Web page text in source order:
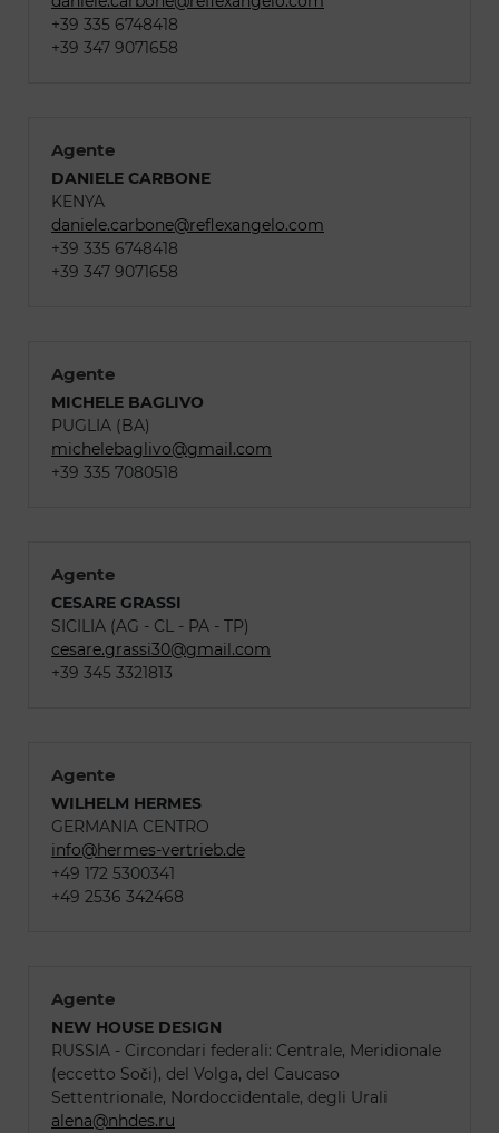
+39 335 6748418
+39 347 9071658
Agente
DANIELE CARBONE
KENYA
daniele.carbone@reflexangelo.com
+39 335 6748418
+39 347 9071658
Agente
MICHELE BAGLIVO
PUGLIA (BA)
michelebaglivo@gmail.com
+39 335 7080518
Agente
CESARE GRASSI
SICILIA (AG - CL - PA - TP)
cesare.grassi30@gmail.com
+39 345 3321813
Agente
WILHELM HERMES
GERMANIA CENTRO
info@hermes-vertrieb.de
+49 172 5300341
+49 2536 342468
Agente
NEW HOUSE DESIGN
RUSSIA - Circondari federali: Centrale, Meridionale
(eccetto Soči), del Volga, del Caucaso
Settentrionale, Nordoccidentale, degli Urali
alena@nhdes.ru